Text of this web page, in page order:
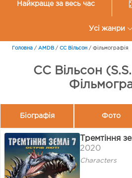
Найкраще за весь час
Усі жанри
Головна / AMDB / СС Вільсон / Фільмографія
СС Вільсон
Біографія Фото
Тремтіння
2020
Characters